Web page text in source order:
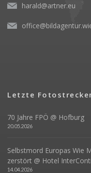
harald@artner.eu
Letzte
70 Jahre FPÖ @ Hofburg
20.05.2026
Selbstmord Europas Wie
zerstört @ Hotel
14.04.2026